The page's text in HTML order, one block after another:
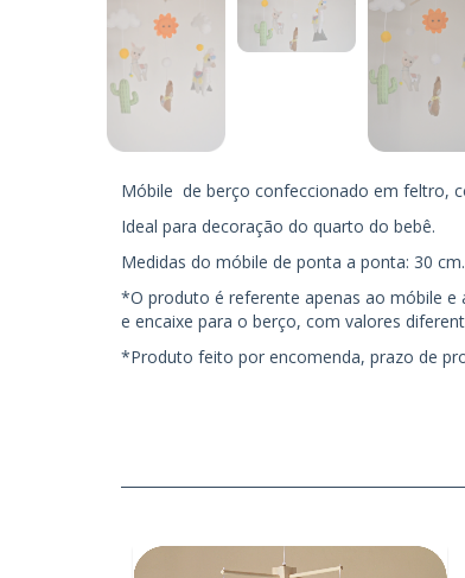
Móbile de berço confeccionado em feltro,
Ideal para decoração do quarto do bebê.
Medidas do móbile de ponta a ponta: 30 cm.
*O produto é referente apenas ao móbile e
e encaixe para o berço, com valores
*Produto feito por encomenda, prazo de